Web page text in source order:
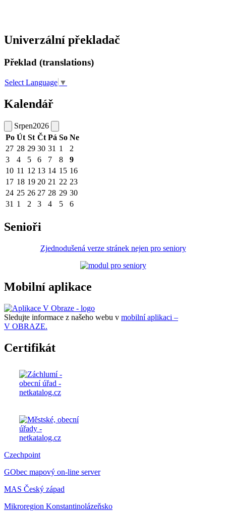
Univerzální překladač
Překlad (translations)
Select Language ▼
Kalendář
Srpen2026
Po Út St Čt Pá So Ne
27 28 29 30 31 1
2
3
4 5 6 7 8
9
10 11 12 13 14 15 16
17 18 19 20 21 22 23
24 25 26 27 28 29 30
31 1 2 3 4 5 6
Senioři
Zjednodušená verze stránek nejen pro seniory
Mobilní aplikace
Sledujte informace z našeho webu v mobilní aplikaci –
V OBRAZE.
Certifikát
Czechpoint
GObec mapový on-line server
MAS Český západ
Mikroregion Konstantinolázeňsko